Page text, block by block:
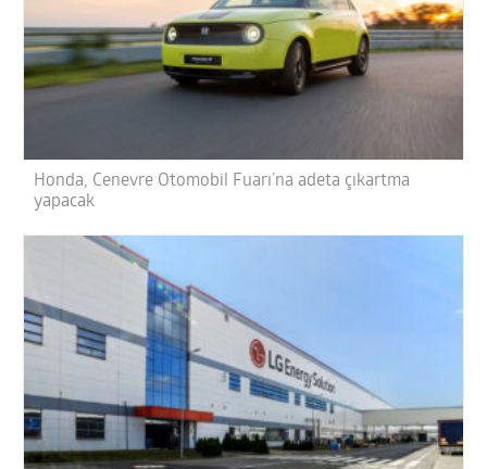
Honda, Cenevre Otomobil Fuarı’na adeta çıkartma
yapacak